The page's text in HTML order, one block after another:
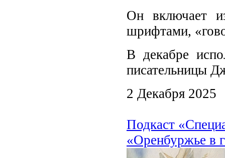
Он включает
шрифтами,
В декабре
писательницы
2 Декабря 2025
Подкаст
«Оренбуржье в